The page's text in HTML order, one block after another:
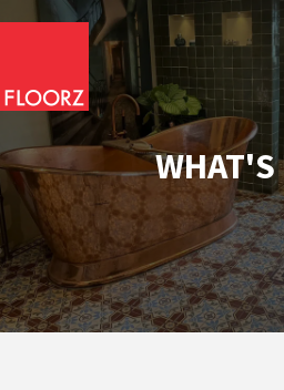
WHAT'S